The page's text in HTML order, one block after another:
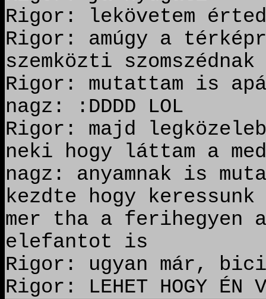
Rigor: lekövetem érted
Rigor: amúgy a
szemközti
Rigor: mutattam is
nagz: :DDDD LOL
Rigor: majd
neki hogy láttam a
nagz: anyamnak is
kezdte hogy
mer tha a
elefantot is
Rigor: ugyan már,
Rigor: LEHET HOGY ÉN